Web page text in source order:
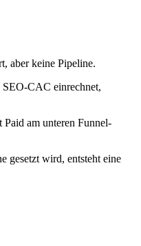
aber keine Pipeline.
CAC einrechnet,
am unteren Funnel-
gesetzt wird, entsteht eine